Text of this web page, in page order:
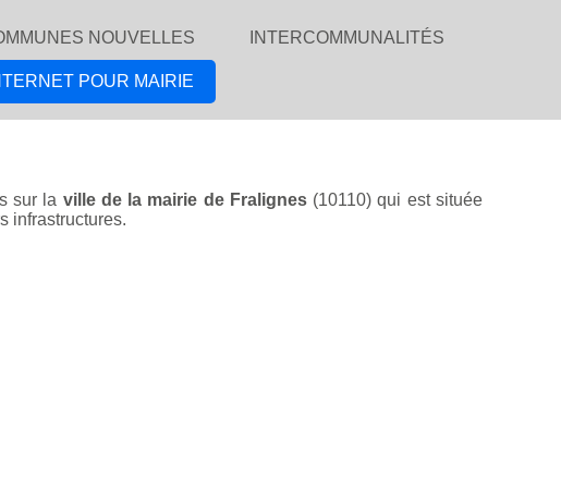
NOUVELLES INTERCOMMUNALITÉS
POUR MAIRIE
sur la ville de la mairie de Fralignes(10110) qui est située
infrastructures.